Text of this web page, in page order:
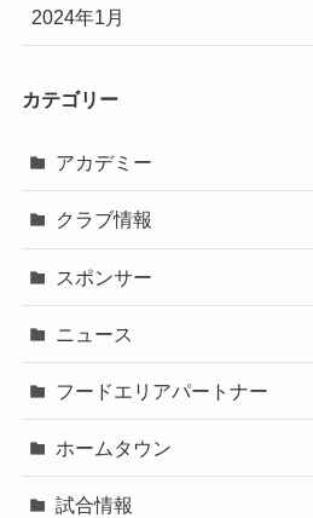
2024年1月
カテゴリー
アカデミー
クラブ情報
スポンサー
ニュース
フードエリアパートナー
ホームタウン
試合情報